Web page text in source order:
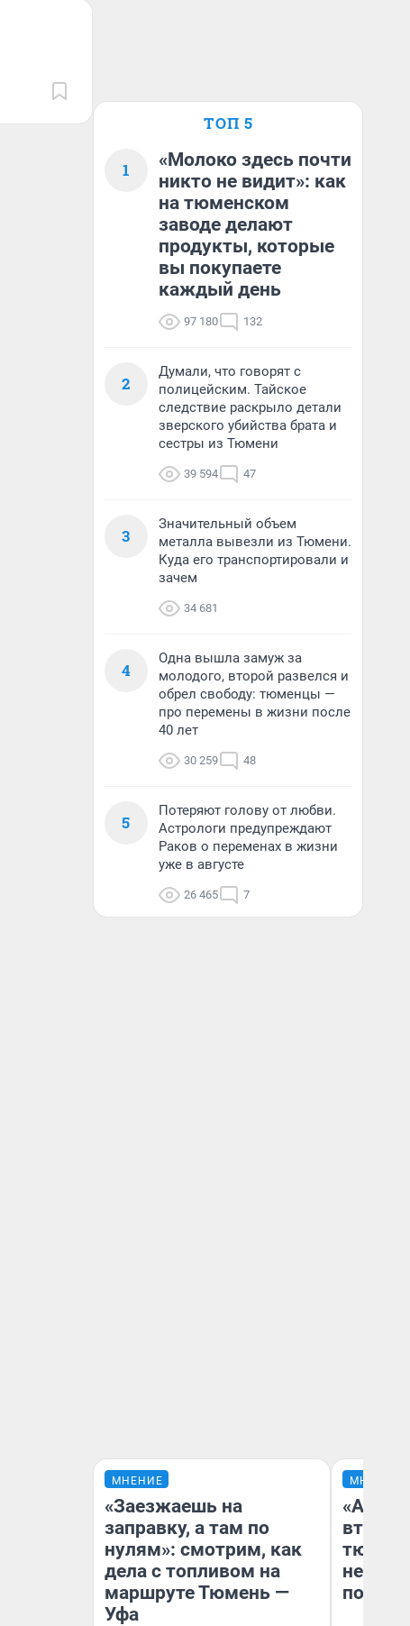
ТОП 5
1
«Молоко здесь почти
никто не видит»: как
на тюменском
заводе делают
продукты, которые
вы покупаете
каждый день
97 180 132
2
Думали, что говорят с
полицейским. Тайское
следствие раскрыло детали
зверского убийства брата и
сестры из Тюмени
39 594 47
3
Значительный объем
металла вывезли из Тюмени.
Куда его транспортировали и
зачем
34 681
4
Одна вышла замуж за
молодого, второй развелся и
обрел свободу: тюменцы —
про перемены в жизни после
40 лет
30 259 48
5
Потеряют голову от любви.
Астрологи предупреждают
Раков о переменах в жизни
уже в августе
26 465 7
МНЕНИЕ
«Заезжаешь на
заправку, а там по
нулям»: смотрим, как
дела с топливом на
маршруте Тюмень —
Уфа
МНЕНИЕ